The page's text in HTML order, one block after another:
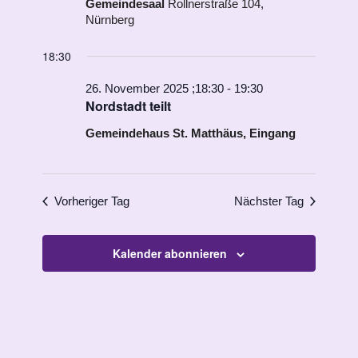
Gemeindesaal Rollnerstraße 104,
Nürnberg
18:30
Nordstadt teilt
26. November 2025 ;18:30 - 19:30
Gemeindehaus St. Matthäus, Eingang
Vorheriger Tag Nächster Tag
Kalender abonnieren